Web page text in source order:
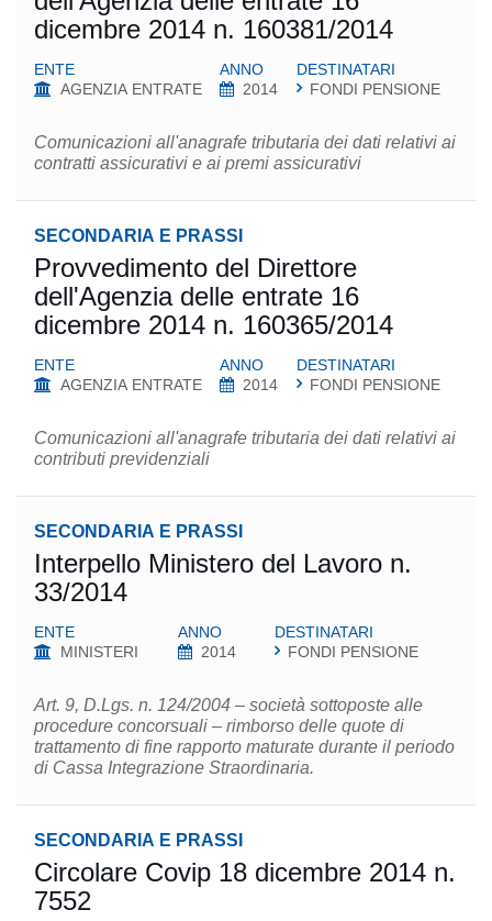
dicembre 2014 n. 160381/2014
ENTE
AGENZIA ENTRATE
ANNO
2014
DESTINATARI
FONDI PENSIONE
Comunicazioni all'anagrafe tributaria dei dati relativi ai
contratti assicurativi e ai premi assicurativi
SECONDARIA E PRASSI
Provvedimento del Direttore
dell'Agenzia delle entrate 16
dicembre 2014 n. 160365/2014
ENTE
AGENZIA ENTRATE
ANNO
2014
DESTINATARI
FONDI PENSIONE
Comunicazioni all'anagrafe tributaria dei dati relativi ai
contributi previdenziali
SECONDARIA E PRASSI
Interpello Ministero del Lavoro n.
33/2014
ENTE
MINISTERI
ANNO
2014
DESTINATARI
FONDI PENSIONE
Art. 9, D.Lgs. n. 124/2004 – società sottoposte alle
procedure concorsuali – rimborso delle quote di
trattamento di fine rapporto maturate durante il periodo
di Cassa Integrazione Straordinaria.
SECONDARIA E PRASSI
Circolare Covip 18 dicembre 2014 n.
7552